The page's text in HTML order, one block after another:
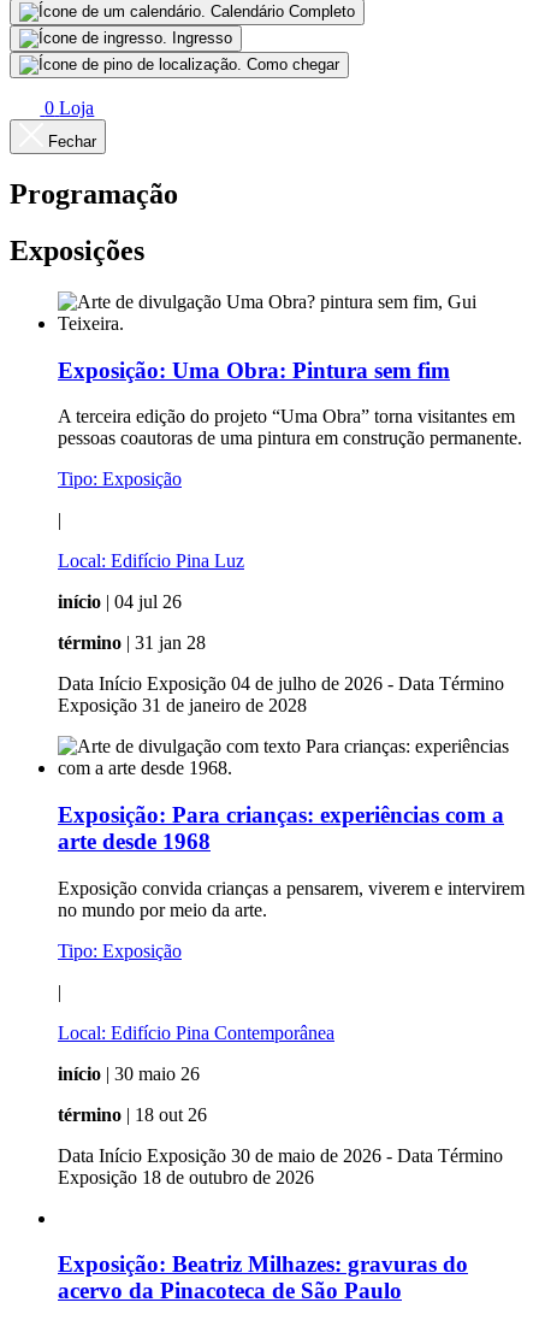
Calendário Completo
Ingresso
Como chegar
0 Loja
Fechar
Programação
Exposições
Exposição: Uma Obra: Pintura sem fim
A terceira edição do projeto “Uma Obra” torna visitantes em
pessoas coautoras de uma pintura em construção permanente.
Tipo: Exposição
|
Local: Edifício Pina Luz
início | 04 jul 26
término | 31 jan 28
Data Início Exposição 04 de julho de 2026 - Data Término
Exposição 31 de janeiro de 2028
Exposição: Para crianças: experiências com a
arte desde 1968
Exposição convida crianças a pensarem, viverem e intervirem
no mundo por meio da arte.
Tipo: Exposição
|
Local: Edifício Pina Contemporânea
início | 30 maio 26
término | 18 out 26
Data Início Exposição 30 de maio de 2026 - Data Término
Exposição 18 de outubro de 2026
Exposição: Beatriz Milhazes: gravuras do
acervo da Pinacoteca de São Paulo